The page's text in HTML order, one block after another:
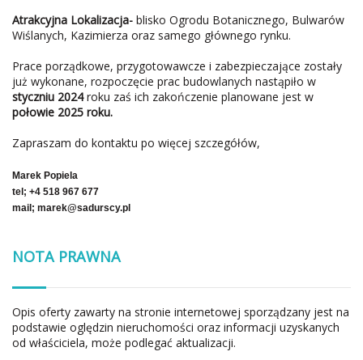
Atrakcyjna Lokalizacja- blisko Ogrodu Botanicznego, Bulwarów
Wiślanych, Kazimierza oraz samego głównego rynku.
Prace porządkowe, przygotowawcze i zabezpieczające zostały
już wykonane, rozpoczęcie prac budowlanych nastąpiło w
styczniu 2024roku zaś ich zakończenie planowane jest w
połowie 2025 roku.
Zapraszam do kontaktu po więcej szczegółów,
Marek Popiela
tel; +4 518 967 677
mail; marek@sadurscy.pl
NOTA PRAWNA
Opis oferty zawarty na stronie internetowej sporządzany jest na
podstawie oględzin nieruchomości oraz informacji uzyskanych
od właściciela, może podlegać aktualizacji.